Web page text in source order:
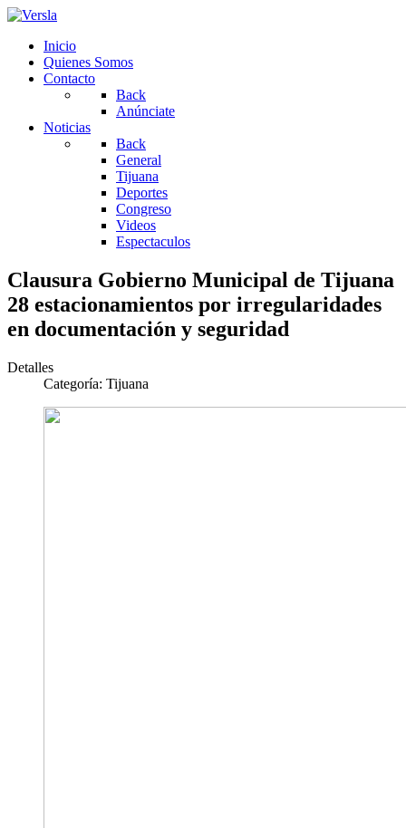
Inicio
Quienes Somos
Contacto
Back
Anúnciate
Noticias
Back
General
Tijuana
Deportes
Congreso
Videos
Espectaculos
Clausura Gobierno Municipal de Tijuana
28 estacionamientos por irregularidades
en documentación y seguridad
Detalles
Categoría: Tijuana